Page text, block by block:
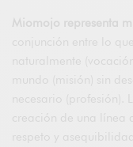
Miomojo representa
conjunción entre lo
naturalmente
mundo (misión) sin
necesario (profesión).
creación de una
respeto y